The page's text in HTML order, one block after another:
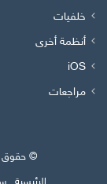
خلفيات
أنظمة أخرى
iOS
مراجعات
© حقوق الطبع